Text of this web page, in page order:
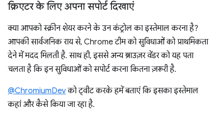
क्रिएटर के लिए अपना सपोर्ट दिखाएं
क्या आपको स्क्रीन शेयर करने के उन कंट्रोल का इस्तेमाल करना है?
आपकी सार्वजनिक राय से, Chrome टीम को सुविधाओं को प्राथमिकता
देने में मदद मिलती है. साथ ही, इससे अन्य ब्राउज़र वेंडर को यह पता
चलता है कि इन सुविधाओं को सपोर्ट करना कितना ज़रूरी है.
@ChromiumDevको ट्वीट करके हमें बताएं कि इसका इस्तेमाल
कहां और कैसे किया जा रहा है.